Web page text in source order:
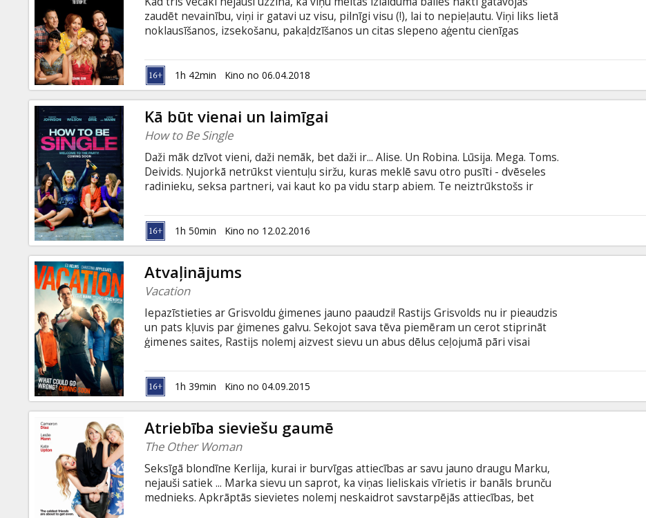
zaudēt nevainību, viņi ir gatavi uz visu, pilnīgi visu (!), lai to nepieļautu. Viņi liks lietā
noklausīšanos, izsekošanu, pakaļdzīšanos un citas slepeno aģentu cienīgas
subtitriem latviešu un krievu valodā.
1h 42min Kino no 06.04.2018
Kā būt vienai un laimīgai
How to Be Single
Daži māk dzīvot vieni, daži nemāk, bet daži ir... Alise. Un Robina. Lūsija. Mega. Toms.
Deivids. Ņujorkā netrūkst vientuļu siržu, kuras meklē savu otro pusīti - dvēseles
radinieku, seksa partneri, vai kaut ko pa vidu starp abiem. Te neiztrūkstošs ir
vēlme iemācīties dzīvot vieniem pasaulē, kurā mīlestībai ir tik daudz un dažādu
definīciju. Pārgulēt pilsētā, kura nekad neguļ, vēl nekad nav bijis tik aizraujoši!
Filma angļu valodā ar subtitriem latviešu un krievu valodā.
1h 50min Kino no 12.02.2016
Atvaļinājums
Vacation
Iepazīstieties ar Grisvoldu ģimenes jauno paaudzi! Rastijs Grisvolds nu ir pieaudzis
un pats kļuvis par ģimenes galvu. Sekojot sava tēva piemēram un cerot stiprināt
ģimenes saites, Rastijs nolemj aizvest sievu un abus dēlus ceļojumā pāri visai
ka nekas neiet tik gludi, kā iecerēts. Filma angļu valodā ar subtitriem latviešu un
krievu valodā.
1h 39min Kino no 04.09.2015
Atriebība sieviešu gaumē
The Other Woman
Seksīgā blondīne Kerlija, kurai ir burvīgas attiecības ar savu jauno draugu Marku,
nejauši satiek ... Marka sievu un saprot, ka viņas lieliskais vīrietis ir banāls brunču
mednieks. Apkrāptās sievietes nolemj neskaidrot savstarpējās attiecības, bet